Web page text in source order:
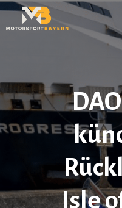
Zum
Inhalt
Isle